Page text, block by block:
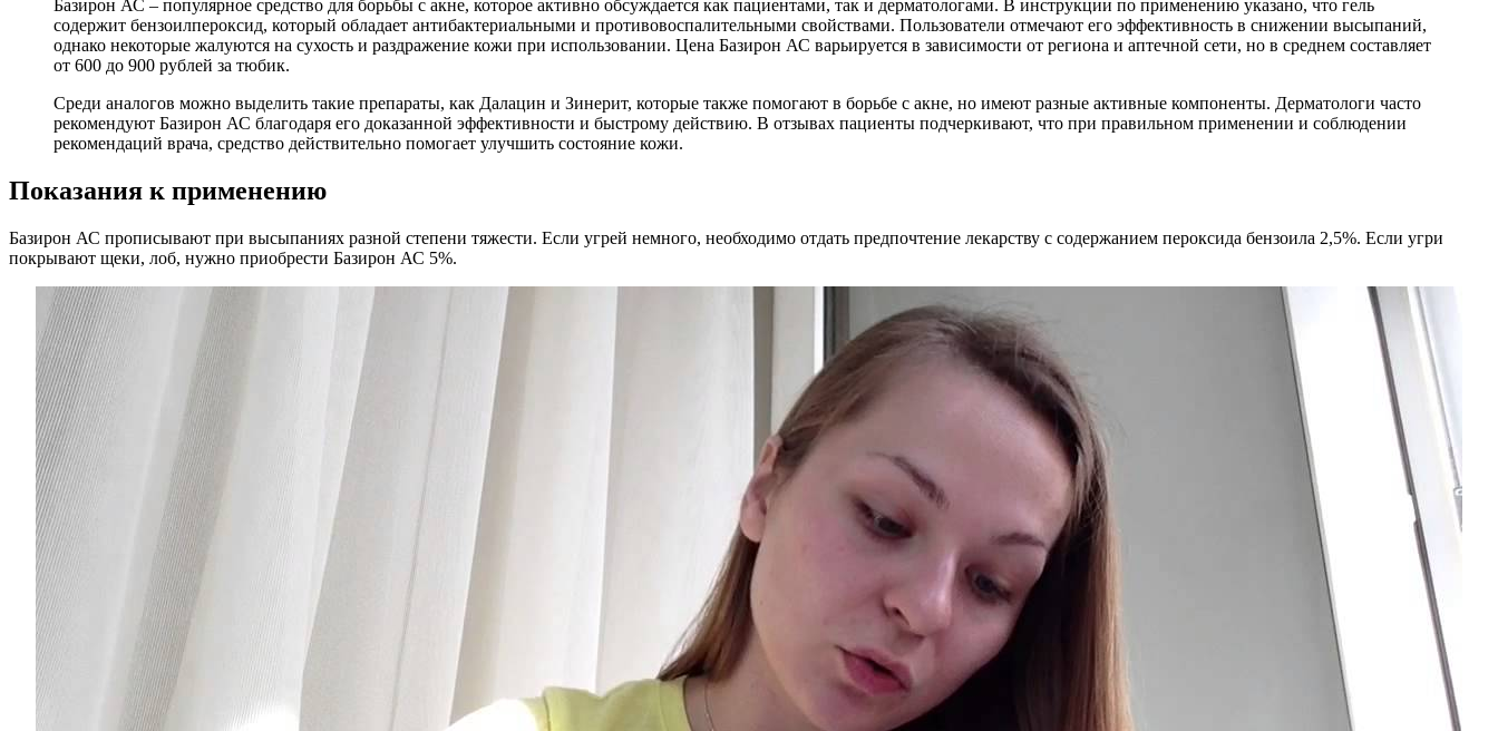
Базирон АС – популярное средство для борьбы с акне, которое активно обсуждается как пациентами, так и дерматологами. В инструкции по применению указано, что гель
содержит бензоилпероксид, который обладает антибактериальными и противовоспалительными свойствами. Пользователи отмечают его эффективность в снижении высыпаний,
однако некоторые жалуются на сухость и раздражение кожи при использовании. Цена Базирон АС варьируется в зависимости от региона и аптечной сети, но в среднем составляет
от 600 до 900 рублей за тюбик.
Среди аналогов можно выделить такие препараты, как Далацин и Зинерит, которые также помогают в борьбе с акне, но имеют разные активные компоненты. Дерматологи часто
рекомендуют Базирон АС благодаря его доказанной эффективности и быстрому действию. В отзывах пациенты подчеркивают, что при правильном применении и соблюдении
рекомендаций врача, средство действительно помогает улучшить состояние кожи.
Показания к применению
Базирон АС прописывают при высыпаниях разной степени тяжести. Если угрей немного, необходимо отдать предпочтение лекарству с содержанием пероксида бензоила 2,5%. Если угри
покрывают щеки, лоб, нужно приобрести Базирон АС 5%.